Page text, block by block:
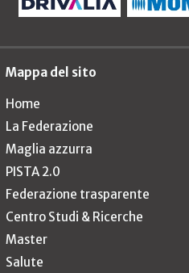
Mappa del sito
Home
La Federazione
Maglia azzurra
PISTA 2.0
Federazione trasparente
Centro Studi & Ricerche
Master
Salute